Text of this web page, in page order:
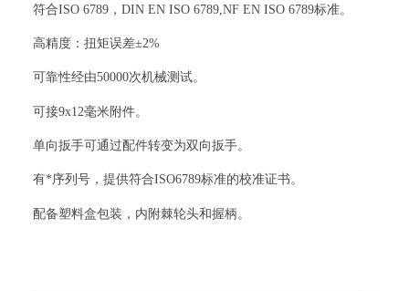
符合ISO 6789， DIN EN ISO 6789,NF EN ISO 6789标准。
高精度：扭矩误差±2%
可靠性经由50000次机械测试。
可接9x12毫米附件。
单向扳手可通过配件转变为双向扳手。
有*序列号，提供符合ISO6789标准的校准证书。
配备塑料盒包装，内附棘轮头和握柄。